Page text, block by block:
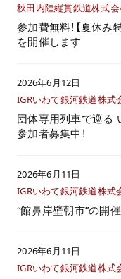
秋田内陸縦貫鉄道株式会
参加費無料！【夏休
を開催します
2026年6月12日
IGRいわて銀河鉄道株式
団体専用列車で巡る
参加者募集中！
2026年6月11日
IGRいわて銀河鉄道株式
“館鼻岸壁朝市”の開
2026年6月11日
IGRいわて銀河鉄道株式